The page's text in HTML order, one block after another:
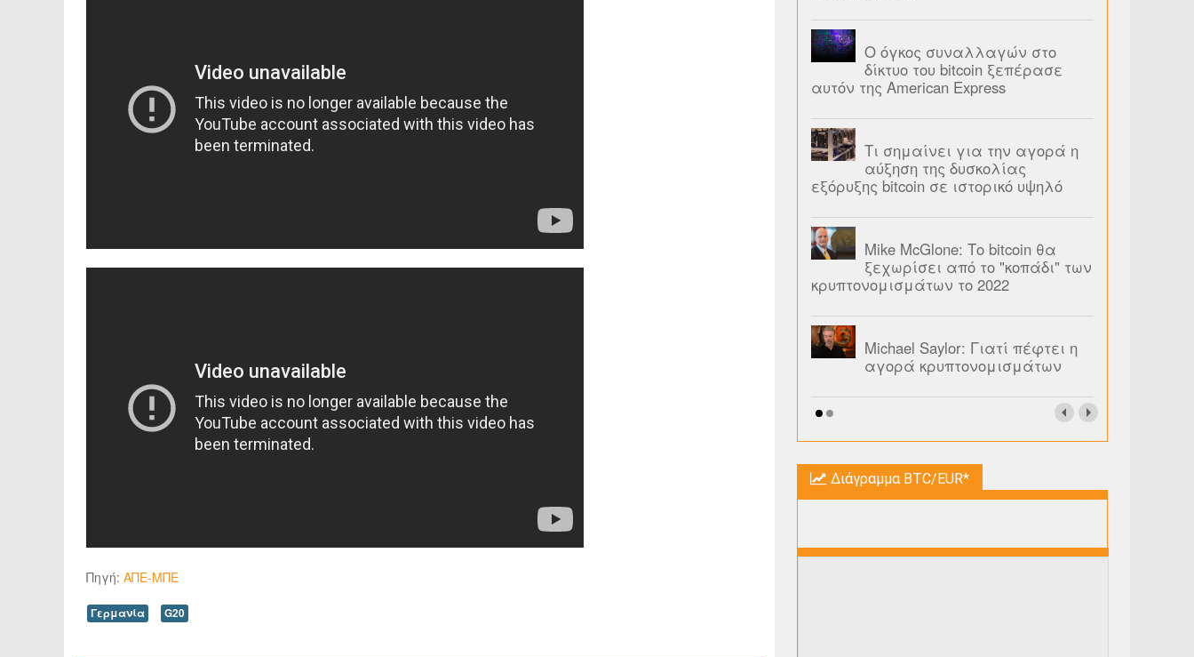
Πηγή: ΑΠΕ-ΜΠΕ
Γερμανία G20
Ο όγκος συναλλαγών στο
δίκτυο του bitcoin ξεπέρασε
αυτόν της American Express
Τι σημαίνει για την αγορά η
αύξηση της δυσκολίας
εξόρυξης bitcoin σε ιστορικό υψηλό
Mike McGlone: Το bitcoin θα
ξεχωρίσει από το "κοπάδι" των
κρυπτονομισμάτων το 2022
Michael Saylor: Γιατί πέφτει η
αγορά κρυπτονομισμάτων
Διάγραμμα BTC/EUR*